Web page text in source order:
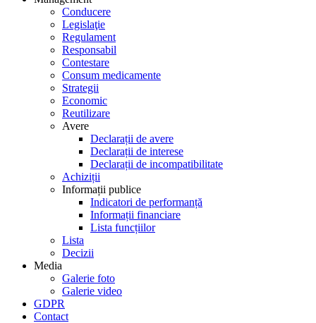
Conducere
Legislaţie
Regulament
Responsabil
Contestare
Consum medicamente
Strategii
Economic
Reutilizare
Avere
Declarații de avere
Declarații de interese
Declarații de incompatibilitate
Achiziții
Informații publice
Indicatori de performanță
Informații financiare
Lista funcțiilor
Lista
Decizii
Media
Galerie foto
Galerie video
GDPR
Contact